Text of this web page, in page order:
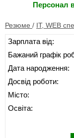
Персонал
Резюме / IT, WEB
Зарплата від:
Бажаний графік
Дата народження:
Досвід роботи:
Місто:
Освіта: